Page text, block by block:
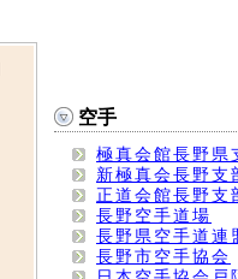
空手
極真会館長野県
新極真会長野支
正道会館長野支
長野空手道場
長野県空手道連
長野市空手協会